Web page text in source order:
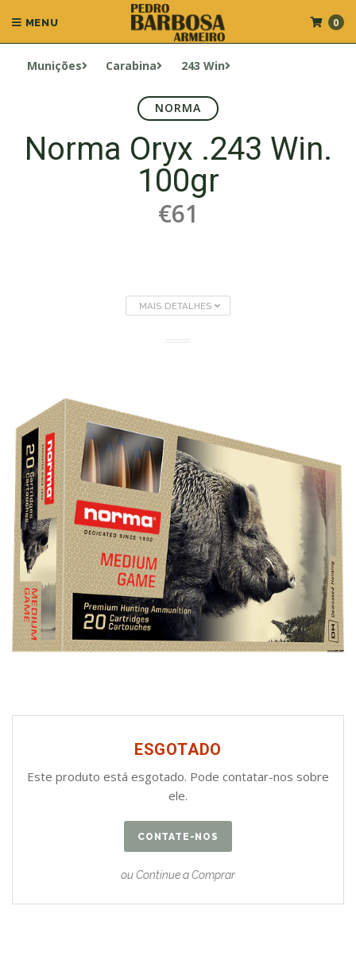
MENU 0
Munições Carabina 243 Win
NORMA
Norma Oryx .243 Win.
100gr
€61
MAIS DETALHES
ESGOTADO
Este produto está esgotado. Pode contatar-nos sobre
ele.
CONTATE-NOS
ou Continue a Comprar